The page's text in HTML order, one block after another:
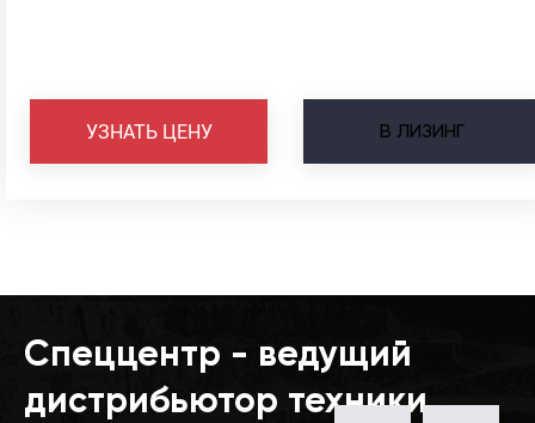
В ЛИЗИНГ
УЗНАТЬ ЦЕНУ
Спеццентр - ведущий
дистрибьютор техники